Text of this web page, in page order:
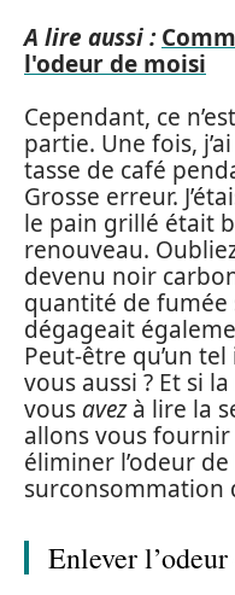
A lire aussi :
l'odeur de moisi
Cependant, ce
partie. Une fois,
tasse de café
Grosse erreur.
le pain grillé était
renouveau.
devenu noir
quantité de fumée
dégageait
Peut-être qu’un
vous aussi ? Et si
vous avezà lire la
allons vous
éliminer l’odeur
surconsommation
Enlever